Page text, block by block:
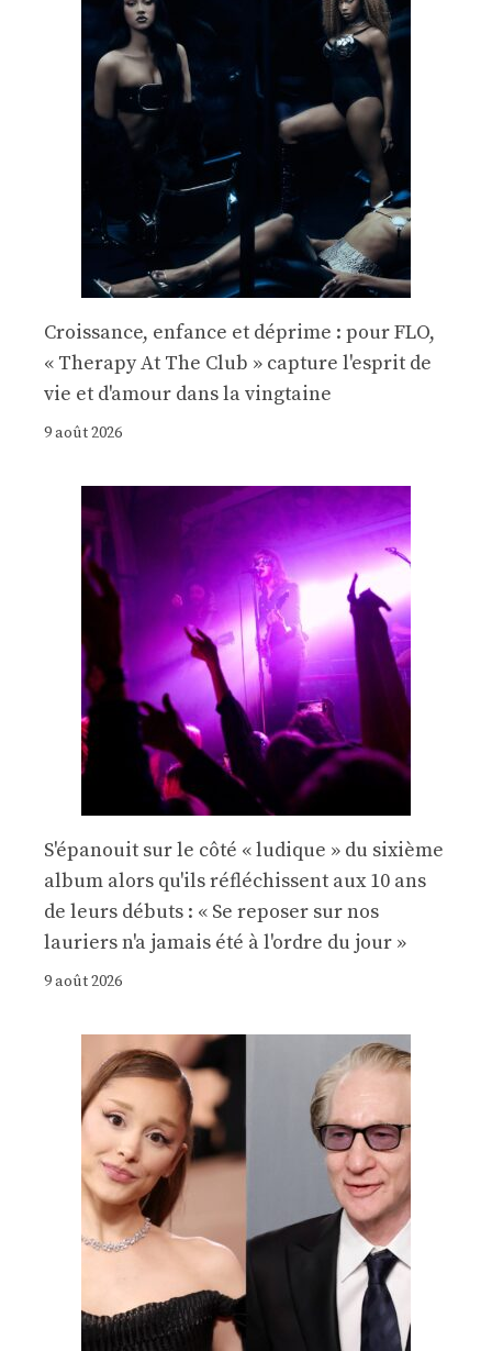
Croissance, enfance et déprime : pour FLO,
« Therapy At The Club » capture l'esprit de
vie et d'amour dans la vingtaine
9 août 2026
S'épanouit sur le côté « ludique » du sixième
album alors qu'ils réfléchissent aux 10 ans
de leurs débuts : « Se reposer sur nos
lauriers n'a jamais été à l'ordre du jour »
9 août 2026